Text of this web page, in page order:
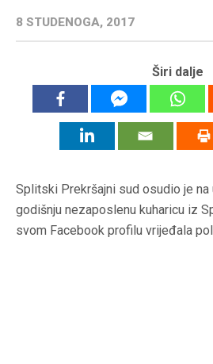
8 STUDENOGA, 2017
Širi dalje
Splitski Prekršajni sud osudio je na
godišnju nezaposlenu kuharicu iz
svom Facebook profilu vrijeđala